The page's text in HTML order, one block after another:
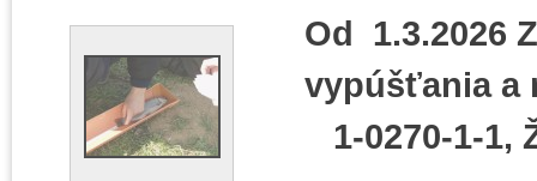
Od 1.3.2026
1-0270-1-1,